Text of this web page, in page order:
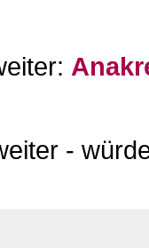
-